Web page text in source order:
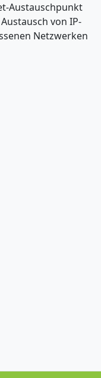
Austauschpunkt
von IP-
Netzwerken